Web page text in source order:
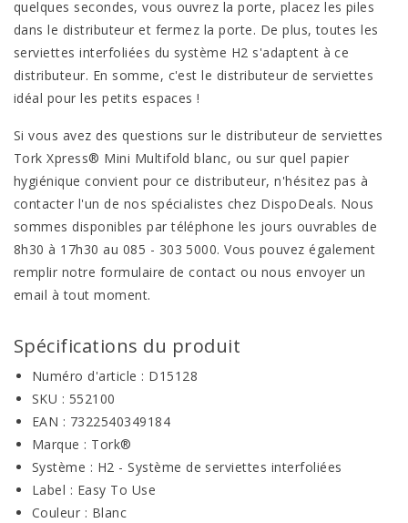
quelques secondes, vous ouvrez la porte, placez les piles
dans le distributeur et fermez la porte. De plus, toutes les
serviettes interfoliées du système H2 s'adaptent à ce
distributeur. En somme, c'est le distributeur de serviettes
idéal pour les petits espaces !
Si vous avez des questions sur le distributeur de serviettes
Tork Xpress® Mini Multifold blanc, ou sur quel papier
hygiénique convient pour ce distributeur, n'hésitez pas à
contacter l'un de nos spécialistes chez DispoDeals. Nous
sommes disponibles par téléphone les jours ouvrables de
8h30 à 17h30 au 085 - 303 5000. Vous pouvez également
remplir notre formulaire de contact ou nous envoyer un
email à tout moment.
Spécifications du produit
Numéro d'article : D15128
SKU : 552100
EAN : 7322540349184
Marque : Tork®
Système : H2 - Système de serviettes interfoliées
Label : Easy To Use
Couleur : Blanc